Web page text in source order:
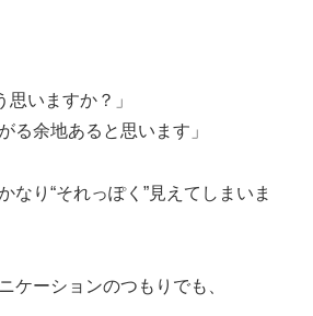
いますか？」
る余地あると思います」
り“それっぽく”見えてしまいま
ケーションのつもりでも、